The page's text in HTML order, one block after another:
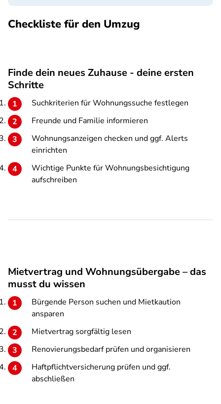
Checkliste für den Umzug
Finde dein neues Zuhause - deine ersten
Schritte
Suchkriterien für Wohnungssuche festlegen
Freunde und Familie informieren
Wohnungsanzeigen checken und ggf. Alerts
einrichten
Wichtige Punkte für Wohnungsbesichtigung
aufschreiben
Mietvertrag und Wohnungsübergabe – das
musst du wissen
Bürgende Person suchen und Mietkaution
ansparen
Mietvertrag sorgfältig lesen
Renovierungsbedarf prüfen und organisieren
Haftpflichtversicherung prüfen und ggf.
abschließen